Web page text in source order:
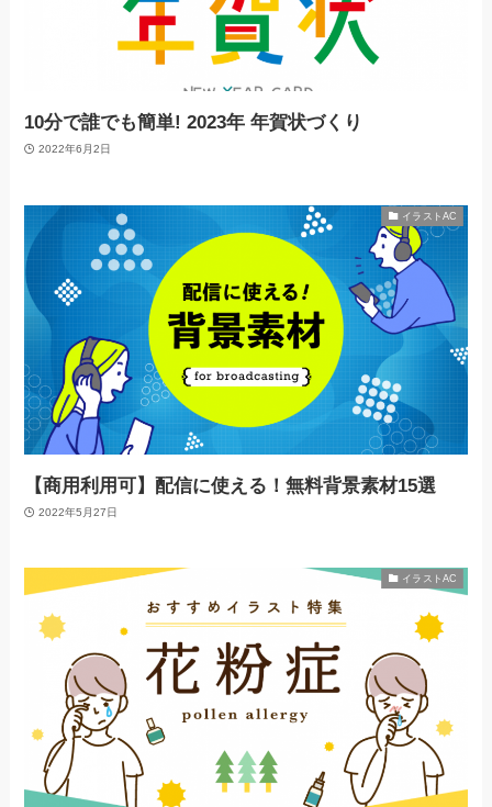
10分で誰でも簡単! 2023年 年賀状づくり
2022年6月2日
イラストAC
【商用利用可】配信に使える！無料背景素材15選
2022年5月27日
イラストAC